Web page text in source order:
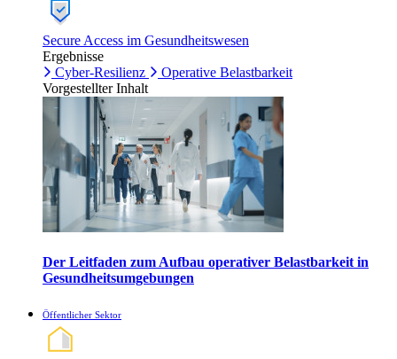
Secure Access im Gesundheitswesen
Ergebnisse
Cyber-Resilienz
Operative Belastbarkeit
Vorgestellter Inhalt
Der Leitfaden zum Aufbau operativer Belastbarkeit in
Gesundheitsumgebungen
Öffentlicher Sektor